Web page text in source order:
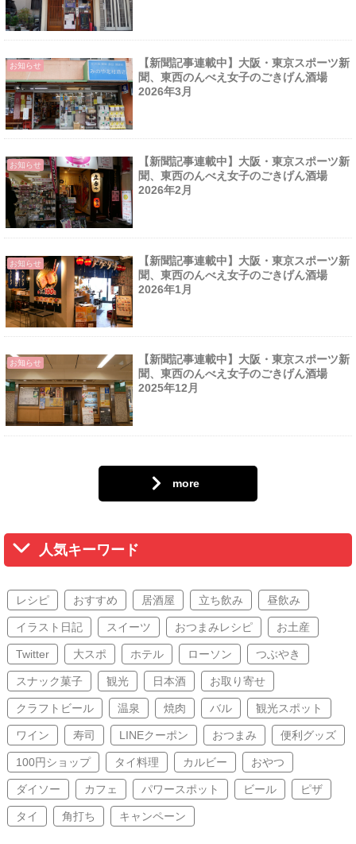
お知らせ
【新聞記事連載中】大阪・東京スポーツ新
聞、東西のんべえ女子のごきげん酒場
2026年3月
お知らせ
【新聞記事連載中】大阪・東京スポーツ新
聞、東西のんべえ女子のごきげん酒場
2026年2月
お知らせ
【新聞記事連載中】大阪・東京スポーツ新
聞、東西のんべえ女子のごきげん酒場
2026年1月
お知らせ
【新聞記事連載中】大阪・東京スポーツ新
聞、東西のんべえ女子のごきげん酒場
2025年12月
more
人気キーワード
レシピ おすすめ 居酒屋 立ち飲み 昼飲み
イラスト日記 スイーツ おつまみレシピ お土産
Twitter 大スポ ホテル ローソン つぶやき
スナック菓子 観光 日本酒 お取り寄せ
クラフトビール 温泉 焼肉 バル 観光スポット
ワイン 寿司 LINEクーポン おつまみ 便利グッズ
100円ショップ タイ料理 カルビー おやつ
ダイソー カフェ パワースポット ビール ピザ
タイ 角打ち キャンペーン